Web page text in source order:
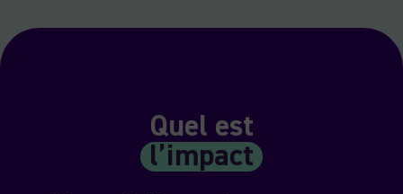
Quel est
l’impact